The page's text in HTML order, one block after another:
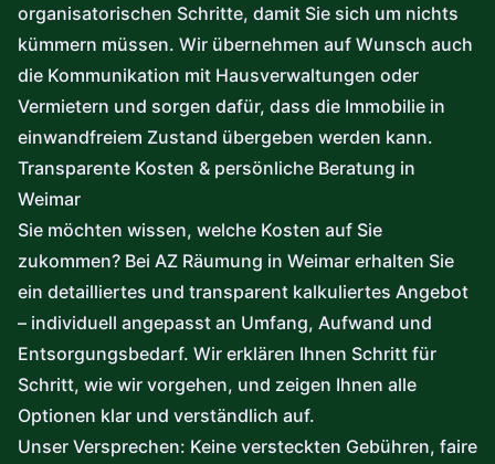
organisatorischen Schritte, damit Sie sich um nichts
kümmern müssen. Wir übernehmen auf Wunsch auch
die Kommunikation mit Hausverwaltungen oder
Vermietern und sorgen dafür, dass die Immobilie in
einwandfreiem Zustand übergeben werden kann.
Transparente Kosten & persönliche Beratung in
Weimar
Sie möchten wissen, welche Kosten auf Sie
zukommen? Bei AZ Räumung in Weimar erhalten Sie
ein detailliertes und transparent kalkuliertes Angebot
– individuell angepasst an Umfang, Aufwand und
Entsorgungsbedarf. Wir erklären Ihnen Schritt für
Schritt, wie wir vorgehen, und zeigen Ihnen alle
Optionen klar und verständlich auf.
Unser Versprechen: Keine versteckten Gebühren, faire